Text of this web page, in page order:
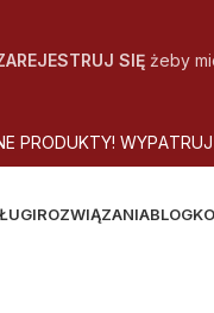
SIĘżeby
E PRODUKTY! WYPATRUJ
ROZWIĄZANIABLOG